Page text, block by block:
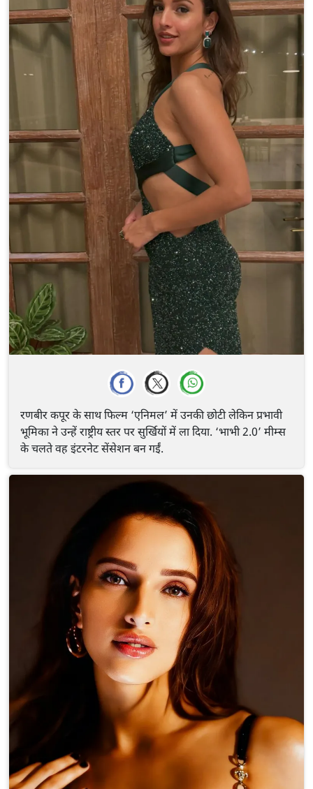
रणबीर कपूर के साथ फिल्म ‘एनिमल’ में उनकी छोटी लेकिन प्रभावी
भूमिका ने उन्हें राष्ट्रीय स्तर पर सुर्खियों में ला दिया. ‘भाभी 2.0’ मीम्स
के चलते वह इंटरनेट सेंसेशन बन गईं.